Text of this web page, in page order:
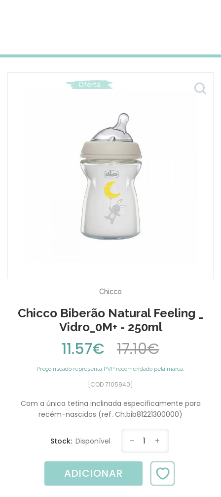
Oferta
Chicco
Chicco Biberão Natural Feeling _
Vidro_0M+ - 250ml
11.57€ 17.10€
Preço riscado representa PVP recomendado pela marca.
[COD 7105940]
Com a única tetina inclinada especificamente para
recém-nascidos (ref. Ch.bib81221300000)
Stock: Disponível - 1 +
ADICIONAR